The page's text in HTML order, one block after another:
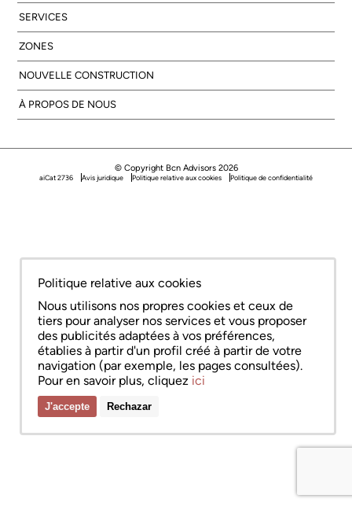
SERVICES
ZONES
NOUVELLE CONSTRUCTION
À PROPOS DE NOUS
© Copyright Bcn Advisors 2026
aiCat 2736 Avis juridique Politique relative aux cookies Politique de confidentialité
Politique relative aux cookies
Nous utilisons nos propres cookies et ceux de
tiers pour analyser nos services et vous proposer
des publicités adaptées à vos préférences,
établies à partir d'un profil créé à partir de votre
navigation (par exemple, les pages consultées).
Pour en savoir plus, cliquez ici
J'accepte Rechazar